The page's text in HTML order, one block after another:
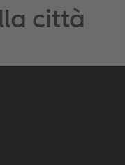
città